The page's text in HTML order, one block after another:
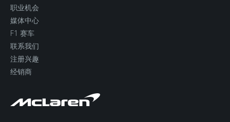
职业机会
媒体中心
F1 赛车
联系我们
注册兴趣
经销商